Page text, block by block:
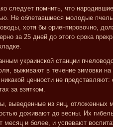
следует помнить, что
Не облетавшиеся молодые
хотя бы ориентировочно,
за 25 дней до этого срока
украинской станции
выживают в течение зимовки
ценности не
за взятком.
выведенные из яиц, отложенных
доживают до весны. Их
месяц и более, и успевают